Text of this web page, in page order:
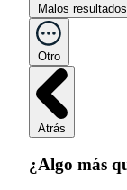
Malos resultados
Otro
Atrás
¿Algo más